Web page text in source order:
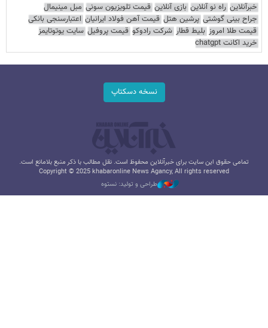
خبرآنلاین راه نو آنلاین بازی آنلاین قیمت تلویزیون سونی مبل مینیمال
جراح بینی گوشتی پرشین هتل قیمت آهن فولاد ایرانیان اعتبارسنجی بانکی
قیمت طلا امروز بلیط قطار شرکت رادوکو قیمت پروفیل سایت یوتوتایمز
خرید اکانت chatgpt
نسخه دسکتاپ
تمامی حقوق این سایت برای خبرآنلاین محفوظ است. نقل مطالب با ذکر منبع بلامانع است.
Copyright © 2025 khabaronline News Agancy, All rights reserved
طراحی و تولید: نستوه